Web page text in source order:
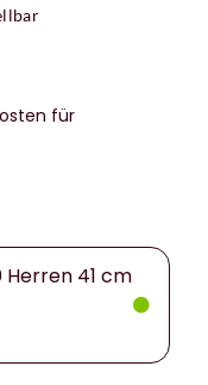
für
Herren 41 cm